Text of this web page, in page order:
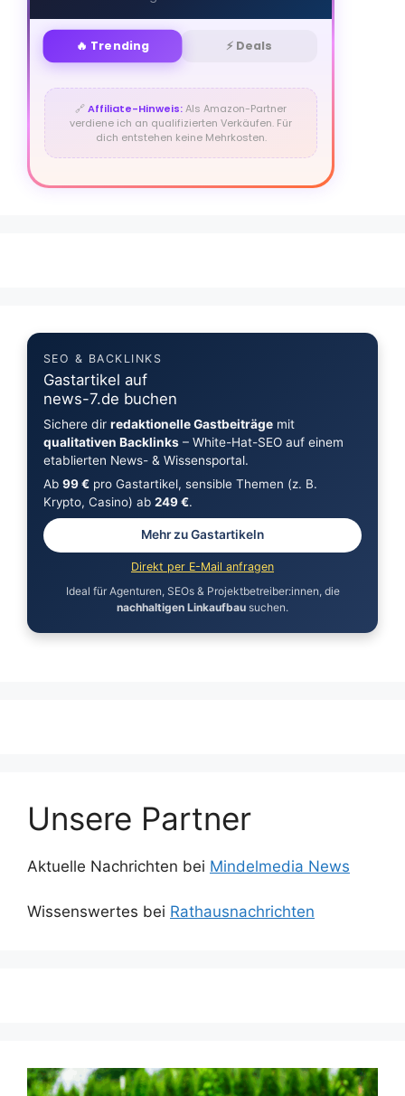
🔥 Trending ⚡ Deals
🔗Affiliate-Hinweis:Als Amazon-Partner
verdiene ich an qualifizierten Verkäufen. Für
dich entstehen keine Mehrkosten.
SEO & BACKLINKS
Gastartikel auf
news-7.de buchen
Sichere dir redaktionelle Gastbeiträgemit
qualitativen Backlinks– White-Hat-SEO auf einem
etablierten News- & Wissensportal.
Ab 99 €pro Gastartikel, sensible Themen (z. B.
Krypto, Casino) ab 249 €.
Mehr zu Gastartikeln
Direkt per E-Mail anfragen
Ideal für Agenturen, SEOs & Projektbetreiber:innen, die
nachhaltigen Linkaufbau suchen.
Unsere Partner
Aktuelle Nachrichten bei Mindelmedia News
Wissenswertes bei Rathausnachrichten